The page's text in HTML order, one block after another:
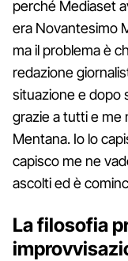
perché Mediaset
era Novantesimo
ma il problema è
redazione
situazione e dopo
grazie a tutti e me
Mentana. Io lo
capisco me ne
ascolti ed è
La filosofia